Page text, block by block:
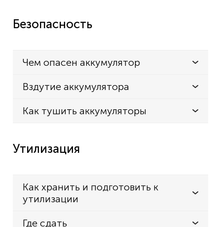
Безопасность
Чем опасен аккумулятор
Вздутие аккумулятора
Как тушить аккумуляторы
Утилизация
Как хранить и подготовить к
утилизации
Где сдать